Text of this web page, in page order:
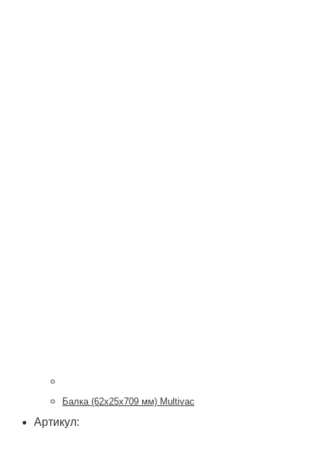
Балка (62х25х709 мм) Multivac
Артикул: